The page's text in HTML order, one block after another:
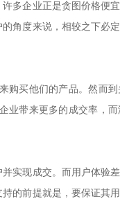
企业正是贪图价格便
角度来说，相较之下必
买他们的产品。然而到
带来更多的成交率，
现成交。而用户体验
的前提就是，要保证其